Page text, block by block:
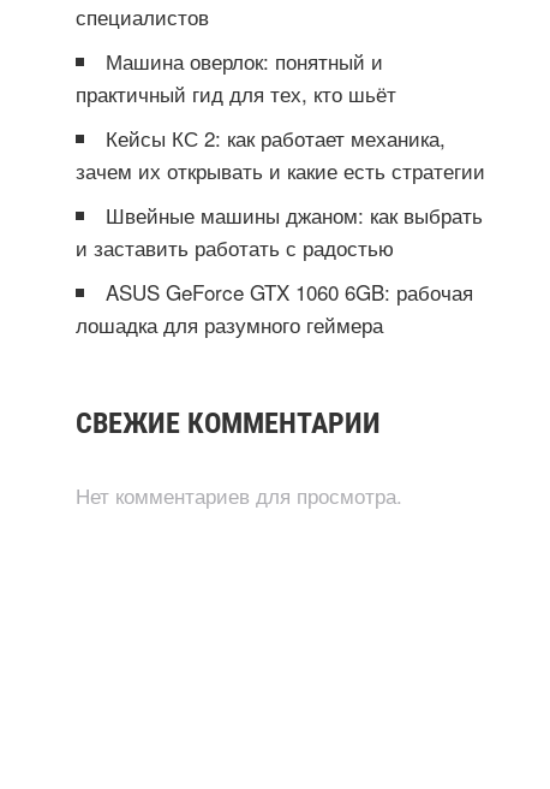
специалистов
Машина оверлок: понятный и
практичный гид для тех, кто шьёт
Кейсы КС 2: как работает механика,
зачем их открывать и какие есть стратегии
Швейные машины джаном: как выбрать
и заставить работать с радостью
ASUS GeForce GTX 1060 6GB: рабочая
лошадка для разумного геймера
СВЕЖИЕ КОММЕНТАРИИ
Нет комментариев для просмотра.